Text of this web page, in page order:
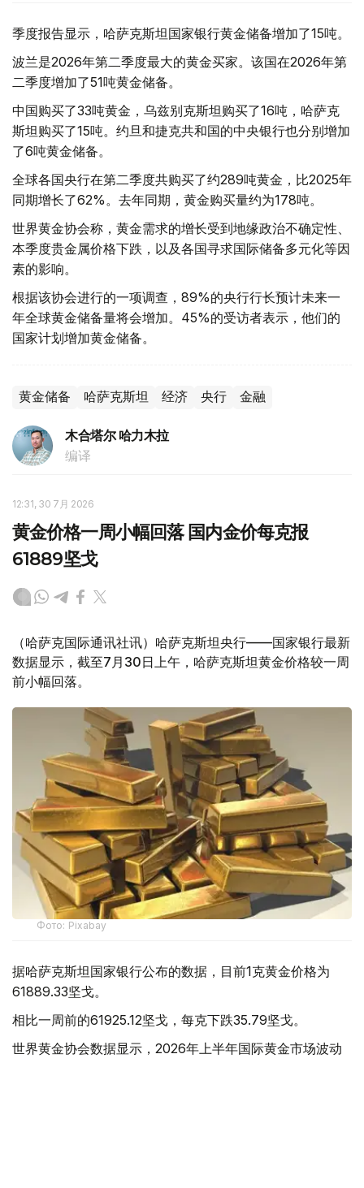
季度报告显示，哈萨克斯坦国家银行黄金储备增加了15吨。
波兰是2026年第二季度最大的黄金买家。该国在2026年第
二季度增加了51吨黄金储备。
中国购买了33吨黄金，乌兹别克斯坦购买了16吨，哈萨克
斯坦购买了15吨。约旦和捷克共和国的中央银行也分别增加
了6吨黄金储备。
全球各国央行在第二季度共购买了约289吨黄金，比2025年
同期增长了62%。去年同期，黄金购买量约为178吨。
世界黄金协会称，黄金需求的增长受到地缘政治不确定性、
本季度贵金属价格下跌，以及各国寻求国际储备多元化等因
素的影响。
根据该协会进行的一项调查，89%的央行行长预计未来一
年全球黄金储备量将会增加。45%的受访者表示，他们的
国家计划增加黄金储备。
黄金储备 哈萨克斯坦 经济 央行 金融
木合塔尔 哈力木拉
编译
12:31, 30 7月 2026
黄金价格一周小幅回落 国内金价每克报
61889坚戈
（哈萨克国际通讯社讯）哈萨克斯坦央行——国家银行最新
数据显示，截至7月30日上午，哈萨克斯坦黄金价格较一周
前小幅回落。
Фото: Pixabay
据哈萨克斯坦国家银行公布的数据，目前1克黄金价格为
61889.33坚戈。
相比一周前的61925.12坚戈，每克下跌35.79坚戈。
世界黄金协会数据显示，2026年上半年国际黄金市场波动